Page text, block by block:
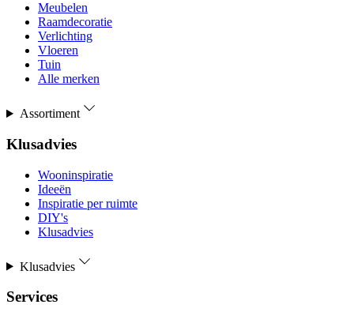
Meubelen
Raamdecoratie
Verlichting
Vloeren
Tuin
Alle merken
Assortiment
Klusadvies
Wooninspiratie
Ideeën
Inspiratie per ruimte
DIY's
Klusadvies
Klusadvies
Services